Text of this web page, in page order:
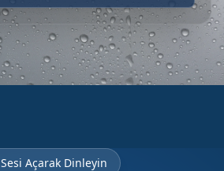
Sesi Açarak Dinleyin